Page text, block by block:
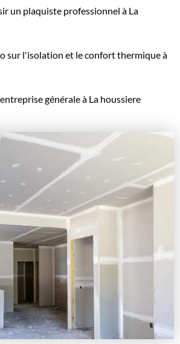
un plaquiste professionnel à La
sur l'isolation et le confort thermique à
générale à La houssiere